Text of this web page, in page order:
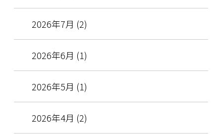
2026年7月 (2)
2026年6月 (1)
2026年5月 (1)
2026年4月 (2)